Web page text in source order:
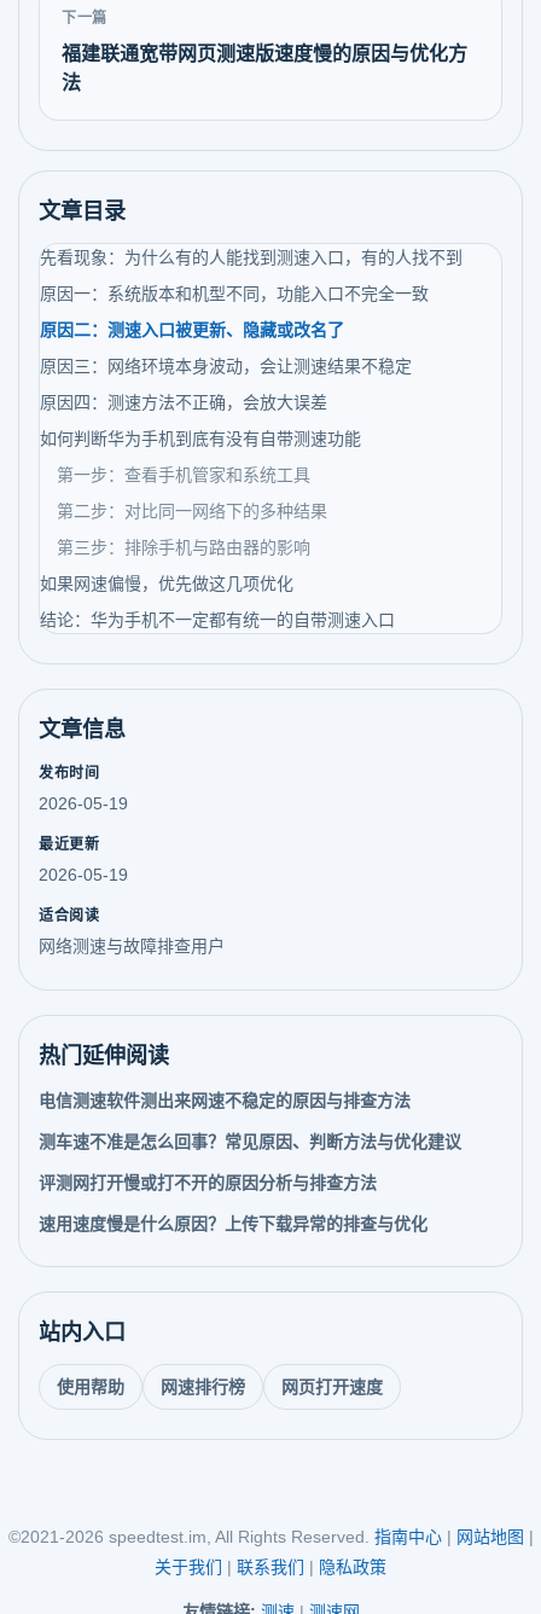
下一篇
福建联通宽带网页测速版速度慢的原因与优化方
法
文章目录
先看现象：为什么有的人能找到测速入口，有的人找不到
原因一：系统版本和机型不同，功能入口不完全一致
原因二：测速入口被更新、隐藏或改名了
原因三：网络环境本身波动，会让测速结果不稳定
原因四：测速方法不正确，会放大误差
如何判断华为手机到底有没有自带测速功能
第一步：查看手机管家和系统工具
第二步：对比同一网络下的多种结果
第三步：排除手机与路由器的影响
如果网速偏慢，优先做这几项优化
结论：华为手机不一定都有统一的自带测速入口
文章信息
发布时间
2026-05-19
最近更新
2026-05-19
适合阅读
网络测速与故障排查用户
热门延伸阅读
电信测速软件测出来网速不稳定的原因与排查方法
测车速不准是怎么回事？常见原因、判断方法与优化建议
评测网打开慢或打不开的原因分析与排查方法
速用速度慢是什么原因？上传下载异常的排查与优化
站内入口
使用帮助 网速排行榜 网页打开速度
©2021-2026 speedtest.im, All Rights Reserved. 指南中心| 网站地图 |
关于我们 | 联系我们 | 隐私政策